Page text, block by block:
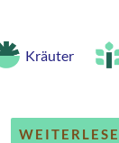
Kräuter